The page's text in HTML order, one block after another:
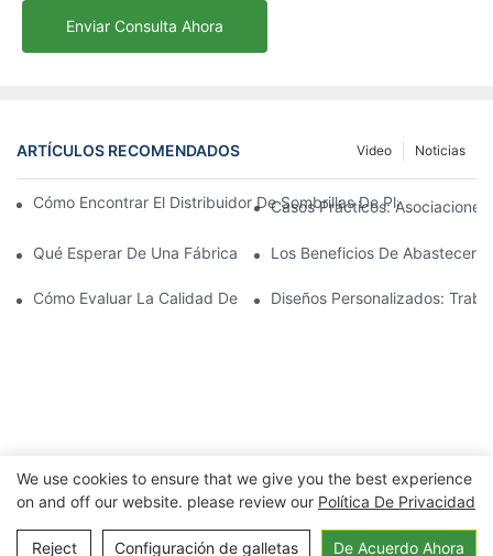
Enviar Consulta Ahora
ARTÍCULOS RECOMENDADOS Noticias
Video
Cómo Encontrar El Distribuidor De Sombrillas De Playa
Casos Prácticos:
Qué Esperar De Una Fábrica Líder De Sillones Para Exteriores
Los Beneficios De
Cómo Evaluar La Calidad De Una Fábrica De Sillones De
Diseños Personalizados:
Copyright © 2026 Ningbo Xuanheng al aire
libre&Electrodomésticos Co., Ltd. |Política de privacidad
We use cookies to ensure that we give you the best experience
on and off our website. please review our Política De Privacidad
Reject Configuración de galletas De Acuerdo Ahora